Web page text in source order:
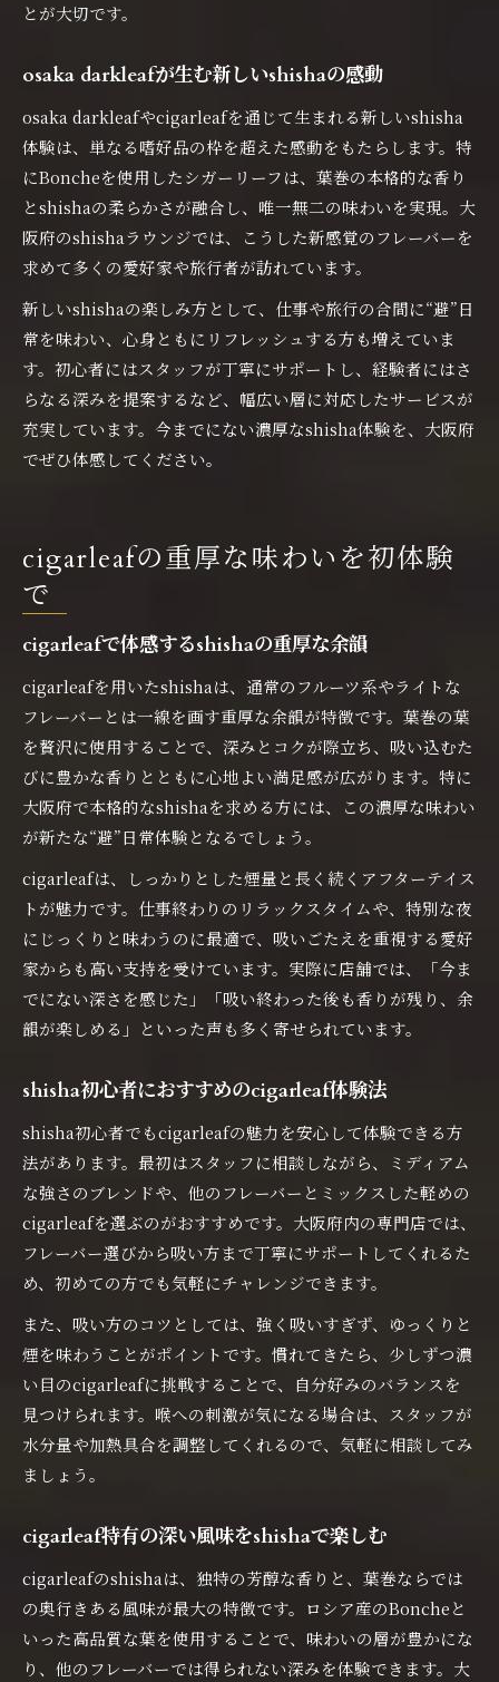
とが大切です。
osaka darkleafが生む新しいshishaの感動
osaka darkleafやcigarleafを通じて生まれる新しいshisha
体験は、単なる嗜好品の枠を超えた感動をもたらします。特
にBoncheを使用したシガーリーフは、葉巻の本格的な香り
とshishaの柔らかさが融合し、唯一無二の味わいを実現。大
阪府のshishaラウンジでは、こうした新感覚のフレーバーを
求めて多くの愛好家や旅行者が訪れています。
新しいshishaの楽しみ方として、仕事や旅行の合間に“避”日
常を味わい、心身ともにリフレッシュする方も増えていま
す。初心者にはスタッフが丁寧にサポートし、経験者にはさ
らなる深みを提案するなど、幅広い層に対応したサービスが
充実しています。今までにない濃厚なshisha体験を、大阪府
でぜひ体感してください。
cigarleafの重厚な味わいを初体験
で
cigarleafで体感するshishaの重厚な余韻
cigarleafを用いたshishaは、通常のフルーツ系やライトな
フレーバーとは一線を画す重厚な余韻が特徴です。葉巻の葉
を贅沢に使用することで、深みとコクが際立ち、吸い込むた
びに豊かな香りとともに心地よい満足感が広がります。特に
大阪府で本格的なshishaを求める方には、この濃厚な味わい
が新たな“避”日常体験となるでしょう。
cigarleafは、しっかりとした煙量と長く続くアフターテイス
トが魅力です。仕事終わりのリラックスタイムや、特別な夜
にじっくりと味わうのに最適で、吸いごたえを重視する愛好
家からも高い支持を受けています。実際に店舗では、「今ま
でにない深さを感じた」「吸い終わった後も香りが残り、余
韻が楽しめる」といった声も多く寄せられています。
shisha初心者におすすめのcigarleaf体験法
shisha初心者でもcigarleafの魅力を安心して体験できる方
法があります。最初はスタッフに相談しながら、ミディアム
な強さのブレンドや、他のフレーバーとミックスした軽めの
cigarleafを選ぶのがおすすめです。大阪府内の専門店では、
フレーバー選びから吸い方まで丁寧にサポートしてくれるた
め、初めての方でも気軽にチャレンジできます。
また、吸い方のコツとしては、強く吸いすぎず、ゆっくりと
煙を味わうことがポイントです。慣れてきたら、少しずつ濃
い目のcigarleafに挑戦することで、自分好みのバランスを
見つけられます。喉への刺激が気になる場合は、スタッフが
水分量や加熱具合を調整してくれるので、気軽に相談してみ
ましょう。
cigarleaf特有の深い風味をshishaで楽しむ
cigarleafのshishaは、独特の芳醇な香りと、葉巻ならでは
の奥行きある風味が最大の特徴です。ロシア産のBoncheと
いった高品質な葉を使用することで、味わいの層が豊かにな
り、他のフレーバーでは得られない深みを体験できます。大